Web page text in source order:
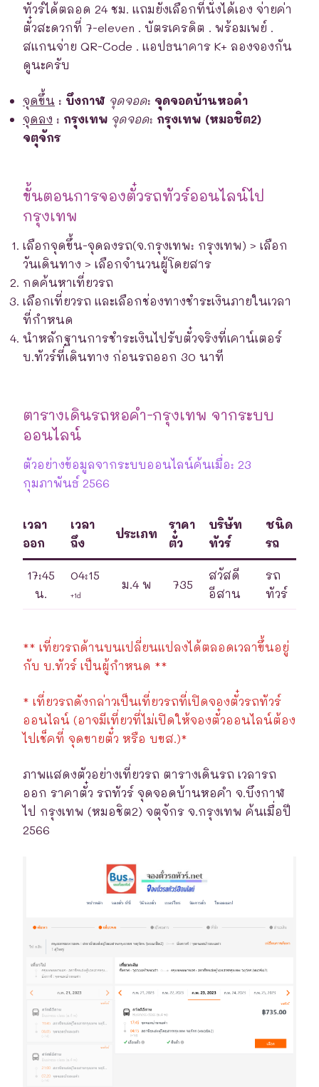
ทัวร์ได้ตลอด 24 ชม. แถมยังเลือกที่นั่งได้เอง จ่ายค่า
ตั๋วสะดวกที่ 7-eleven . บัตรเครดิต . พร้อมเพย์ .
สแกนจ่าย QR-Code . แอปธนาคาร K+ ลองจองกัน
ดูนะครับ
จุดขึ้น : บึงกาฬ จุดจอด: จุดจอดบ้านหอคำ
จุดลง : กรุงเทพ จุดจอด: กรุงเทพ (หมอชิต2)
จตุจักร
ขั้นตอนการจองตั๋วรถทัวร์ออนไลน์ไป
กรุงเทพ
เลือกจุดขึ้น-จุดลงรถ(จ.กรุงเทพ: กรุงเทพ) > เลือก
วันเดินทาง > เลือกจำนวนผู้โดยสาร
กดค้นหาเที่ยวรถ
เลือกเที่ยวรถ และเลือกช่องทางชำระเงินภายในเวลา
ที่กำหนด
นำหลักฐานการชำระเงินไปรับตั๋วจริงที่เคาน์เตอร์
บ.ทัวร์ที่เดินทาง ก่อนรถออก 30 นาที
ตารางเดินรถหอคำ-กรุงเทพ จากระบบ
ออนไลน์
ตัวอย่างข้อมูลจากระบบออนไลน์ค้นเมื่อ: 23
กุมภาพันธ์ 2566
เวลา
ออก
เวลา
ถึง
ประเภท
ราคา
ตั๋ว
บริษัท
ทัวร์
ชนิด
รถ
17:45
น.
04:15
+1d
ม.4 พ 735
สวัสดี
อีสาน
รถ
ทัวร์
** เที่ยวรถด้านบนเปลี่ยนแปลงได้ตลอดเวลาขึ้นอยู่
กับ บ.ทัวร์ เป็นผู้กำหนด **
* เที่ยวรถดังกล่าวเป็นเที่ยวรถที่เปิดจองตั๋วรถทัวร์
ออนไลน์ (อาจมีเที่ยวที่ไม่เปิดให้จองตั๋วออนไลน์ต้อง
ไปเช็คที่ จุดขายตั๋ว หรือ บขส.)*
ภาพแสดงตัวอย่างเที่ยวรถ ตารางเดินรถ เวลารถ
ออก ราคาตั๋ว รถทัวร์ จุดจอดบ้านหอคำ จ.บึงกาฬ
ไป กรุงเทพ (หมอชิต2) จตุจักร จ.กรุงเทพ ค้นเมื่อปี
2566